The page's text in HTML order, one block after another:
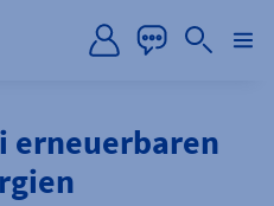
erneuerbaren